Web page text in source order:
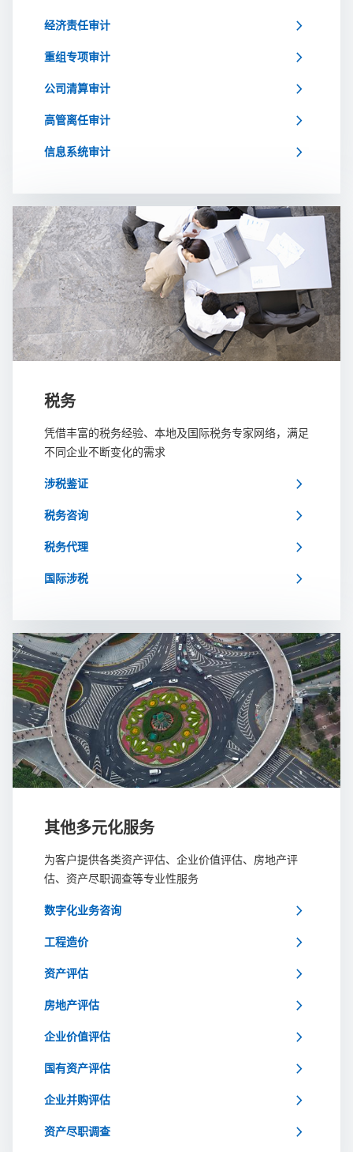
经济责任审计 chevron_right
重组专项审计 chevron_right
公司清算审计 chevron_right
高管离任审计 chevron_right
信息系统审计 chevron_right
税务
凭借丰富的税务经验、本地及国际税务专家网络，满足
不同企业不断变化的需求
涉税鉴证 chevron_right
税务咨询 chevron_right
税务代理 chevron_right
国际涉税 chevron_right
其他多元化服务
为客户提供各类资产评估、企业价值评估、房地产评
估、资产尽职调查等专业性服务
数字化业务咨询 chevron_right
工程造价 chevron_right
资产评估 chevron_right
房地产评估 chevron_right
企业价值评估 chevron_right
国有资产评估 chevron_right
企业并购评估 chevron_right
资产尽职调查 chevron_right